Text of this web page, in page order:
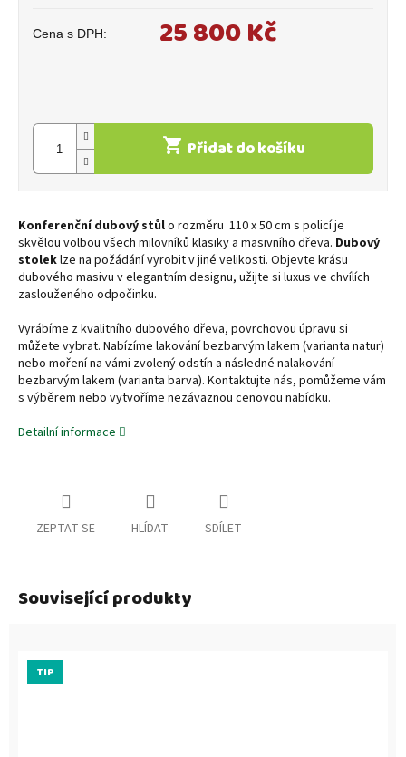
25 800 Kč
Přidat do košíku
Konferenční dubový stůlo rozměru 110 x 50 cm s policí je
skvělou volbou všech milovníků klasiky a masivního dřeva. Dubový
stoleklze na požádání vyrobit v jiné velikosti. Objevte krásu
dubového masivu v elegantním designu, užijte si luxus ve chvílích
zaslouženého odpočinku.
Vyrábíme z kvalitního dubového dřeva, povrchovou úpravu si
můžete vybrat. Nabízíme lakování bezbarvým lakem (varianta natur)
nebo moření na vámi zvolený odstín a následné nalakování
bezbarvým lakem (varianta barva). Kontaktujte nás, pomůžeme vám
s výběrem nebo vytvoříme nezávaznou cenovou nabídku.
Detailní informace
ZEPTAT SE HLÍDAT SDÍLET
Související produkty
TIP